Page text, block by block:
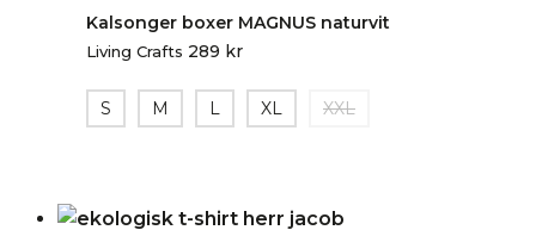
Kalsonger boxer MAGNUS naturvit
Living Crafts 289 kr
S M L XL XXL